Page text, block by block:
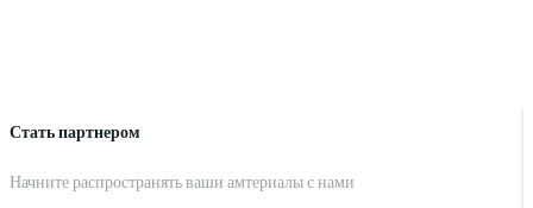
Стать партнером
Начните распространять ваши амтериалы с нами